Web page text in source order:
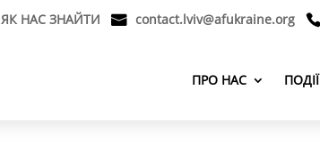
ЯК НАС ЗНАЙТИ contact.lviv@afukraine.org
ПРО НАС ПОДІЇ